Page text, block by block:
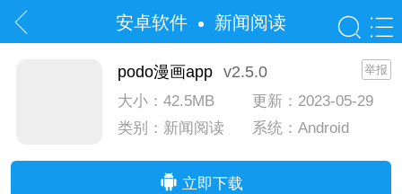
安卓软件 新闻阅读
podo漫画app v2.5.0
大小：42.5MB
更新：2023-05-29
类别：新闻阅读
系统：Android
举报
立即下载